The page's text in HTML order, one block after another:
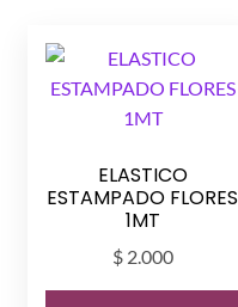
ELASTICO
ESTAMPADO FLORES
1MT
$2.000